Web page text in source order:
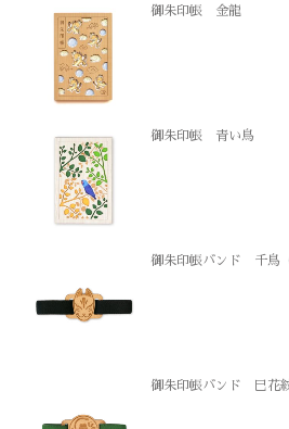
御朱印帳 金龍
御朱印帳 青い鳥
御朱印帳バンド 千鳥
御朱印帳バンド 巳花